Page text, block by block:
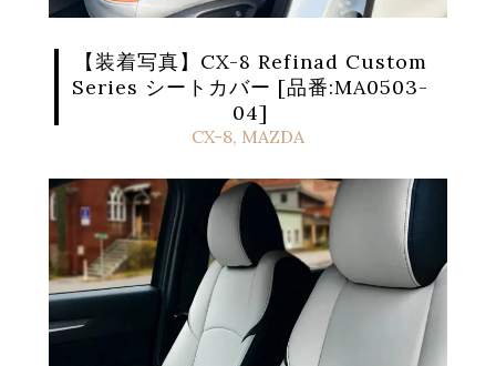
【装着写真】CX-8 Refinad Custom
Series シートカバー [品番:MA0503-
04]
CX-8, MAZDA